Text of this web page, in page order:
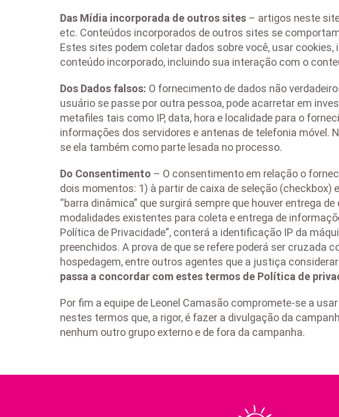
Das Mídia incorporada de outros sites – artigos neste
etc. Conteúdos incorporados de outros sites se
Estes sites podem coletar dados sobre você, usar
conteúdo incorporado, incluindo sua interação com o
Dos Dados falsos: O fornecimento de dados não
usuário se passe por outra pessoa, pode acarretar em
metafiles tais como IP, data, hora e localidade para o
informações dos servidores e antenas de telefonia móvel.
se ela também como parte lesada no processo.
Do Consentimento – O consentimento em relação o
dois momentos: 1) à partir de caixa de seleção
“barra dinâmica” que surgirá sempre que houver entrega
modalidades existentes para coleta e entrega de
Política de Privacidade”, conterá a identificação IP da
preenchidos. A prova de que se refere poderá ser cruzada
hospedagem, entre outros agentes que a justiça
passa a concordar com estes termos de Política de
Por fim a equipe de Leonel Camasão compromete-se a
nestes termos que, a rigor, é fazer a divulgação da
nenhum outro grupo externo e de fora da campanha.